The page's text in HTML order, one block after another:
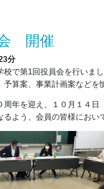
開催
分
校で第1回役員会を行いま
算案、事業計画案などを
周年を迎え、１０月１４
よう、会員の皆様におい